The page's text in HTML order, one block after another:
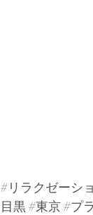
#リラクゼーシ
黒#東京#プ